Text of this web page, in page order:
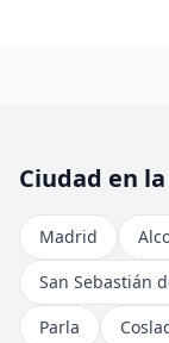
Ciudad en
Madrid
San Sebastián
Parla